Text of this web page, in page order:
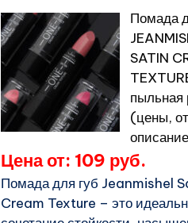
Помада
SATIN
пыльная
(цены,
Цена от: 109 руб.
Помада для губ Jeanmishel
Cream Texture – это